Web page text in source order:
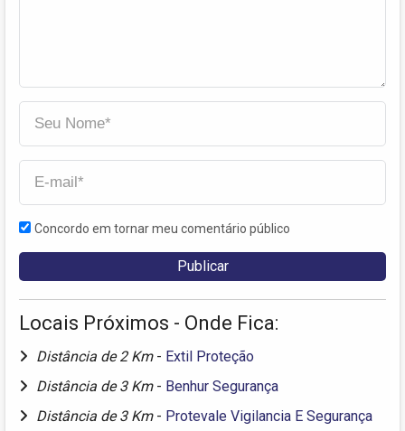
Concordo em tornar meu comentário público
Locais Próximos - Onde Fica:
Distância de 2 Km - Extil Proteção
Distância de 3 Km - Benhur Segurança
Distância de 3 Km - Protevale Vigilancia E Segurança